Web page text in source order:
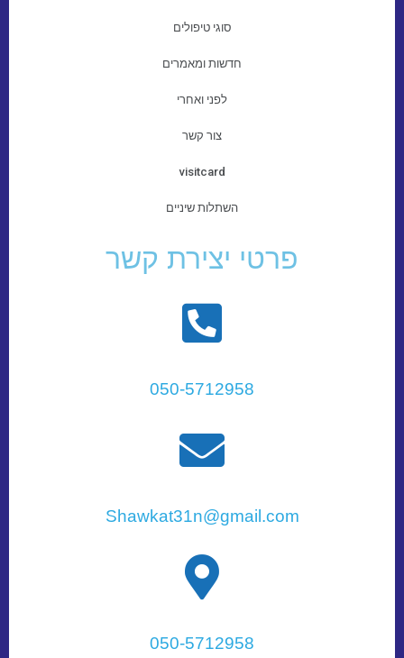
סוגי טיפולים
חדשות ומאמרים
לפני ואחרי
צור קשר
visitcard
השתלות שיניים
פרטי יצירת קשר
050-5712958
Shawkat31n@gmail.com
050-5712958